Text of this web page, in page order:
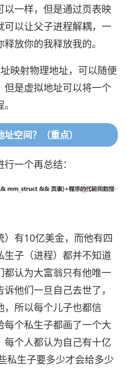
以一样，但是通过页表映
可以让父子进程解耦，一
放你的我释放我的。
映射物理地址，可以随便
但是虚拟地址可以将一个
空间？（重点）
一个再总结：
有10亿美金，而他有四
生子（进程）都并不知道
都认为大富翁只有他唯一
他们一旦自己去世了，
，所以每个儿子也都信
每个私生子都画了一个大
个人都认为自己有十亿
私生子要多少才会给多少